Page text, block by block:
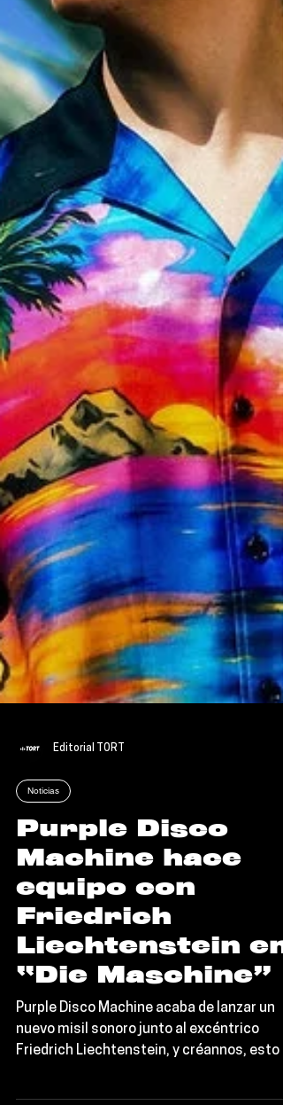
Editorial TORT
Noticias
Purple Disco
Machine hace
equipo con
Friedrich
Liechtenstein en
“Die Maschine”
nuevo misil sonoro junto al excéntrico